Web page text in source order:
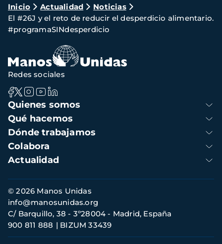
Ruta
de
navegación
Inicio Actualidad
Noticias
El #26J y el reto de reducir el desperdicio alimentario.
#programaSINdesperdicio
Navegación
principal
Quienes somos
Qué hacemos
Dónde trabajamos
Colabora
Actualidad
Redes sociales
Información
de
contacto
© 2026 Manos Unidas
C/ Barquillo, 38 - 3º28004 - Madrid, España
900 811 888
BIZUM 33439
info@manosunidas.org